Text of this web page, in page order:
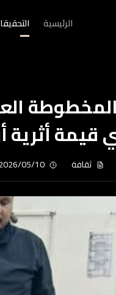
الرئيسية
أثرية
ثقافة 05/10